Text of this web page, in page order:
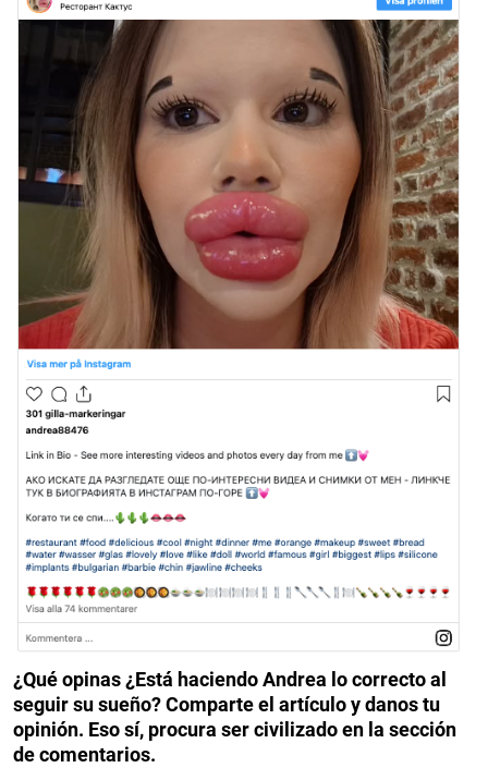
¿Qué opinas ¿Está haciendo Andrea lo correcto al
seguir su sueño? Comparte el artículo y danos tu
opinión. Eso sí, procura ser civilizado en la sección
de comentarios.